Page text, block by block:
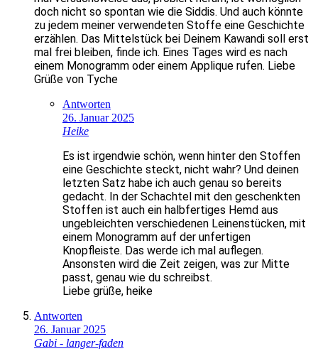
doch nicht so spontan wie die Siddis. Und auch könnte
zu jedem meiner verwendeten Stoffe eine Geschichte
erzählen. Das Mittelstück bei Deinem Kawandi soll erst
mal frei bleiben, finde ich. Eines Tages wird es nach
einem Monogramm oder einem Applique rufen. Liebe
Grüße von Tyche
Antworten
26. Januar 2025
Heike
Es ist irgendwie schön, wenn hinter den Stoffen
eine Geschichte steckt, nicht wahr? Und deinen
letzten Satz habe ich auch genau so bereits
gedacht. In der Schachtel mit den geschenkten
Stoffen ist auch ein halbfertiges Hemd aus
ungebleichten verschiedenen Leinenstücken, mit
einem Monogramm auf der unfertigen
Knopfleiste. Das werde ich mal auflegen.
Ansonsten wird die Zeit zeigen, was zur Mitte
passt, genau wie du schreibst.
Liebe grüße, heike
Antworten
26. Januar 2025
Gabi - langer-faden